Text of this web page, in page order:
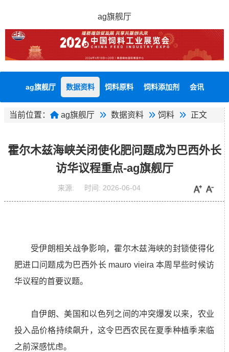
ag旗舰厅
ag旗舰厅 数据资料 饲料原料 饲料添加剂 会讯
当前位置： ag旗舰厅 数据资料 饲料 正文
霍尔木兹海峡关闭使化肥问题成为巴西外长
访华议程重点-ag旗舰厅
来源: 时间: 2026-06-04
受伊朗相关战争影响，霍尔木兹海峡的封锁使得化
肥进口问题成为巴西外长 mauro vieira 本周早些时候访
华议程的首要议题。
自伊朗、美国和以色列之间的冲突爆发以来，农业
投入品价格持续飙升，这令巴西农民在夏季种植季来临
之前深感忧虑。